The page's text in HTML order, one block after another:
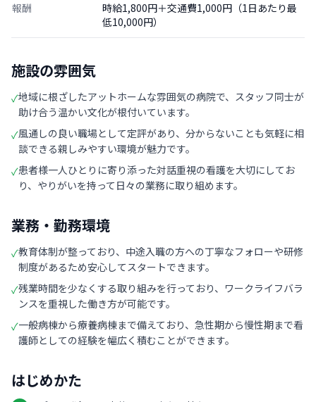
報酬
時給1,800円＋交通費1,000円（1日あたり最
低10,000円）
施設の雰囲気
✓地域に根ざしたアットホームな雰囲気の病院で、スタッフ同士が
助け合う温かい文化が根付いています。
✓風通しの良い職場として定評があり、分からないことも気軽に相
談できる親しみやすい環境が魅力です。
✓患者様一人ひとりに寄り添った対話重視の看護を大切にしてお
り、やりがいを持って日々の業務に取り組めます。
業務・勤務環境
✓教育体制が整っており、中途入職の方への丁寧なフォローや研修
制度があるため安心してスタートできます。
✓残業時間を少なくする取り組みを行っており、ワークライフバラ
ンスを重視した働き方が可能です。
✓一般病棟から療養病棟まで備えており、急性期から慢性期まで看
護師としての経験を幅広く積むことができます。
はじめかた